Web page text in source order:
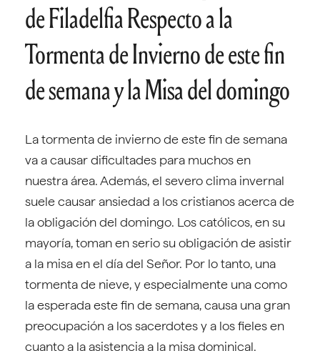
de Filadelfia Respecto a la
Tormenta de Invierno de este fin
de semana y la Misa del domingo
La tormenta de invierno de este fin de semana
va a causar dificultades para muchos en
nuestra área. Además, el severo clima invernal
suele causar ansiedad a los cristianos acerca de
la obligación del domingo. Los católicos, en su
mayoría, toman en serio su obligación de asistir
a la misa en el día del Señor. Por lo tanto, una
tormenta de nieve, y especialmente una como
la esperada este fin de semana, causa una gran
preocupación a los sacerdotes y a los fieles en
cuanto a la asistencia a la misa dominical.